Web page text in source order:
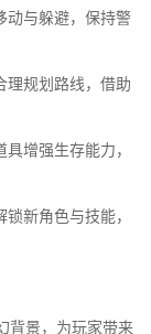
动与躲避，保持警
理规划路线，借助
增强生存能力，
新角色与技能，
背景，为玩家带来